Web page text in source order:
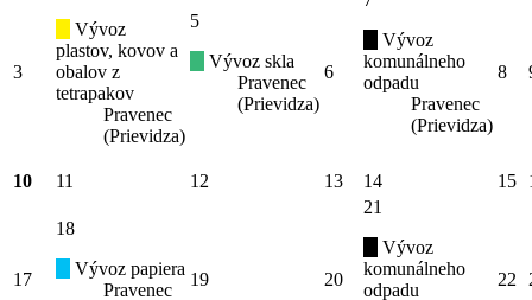
3
Vývoz
plastov, kovov a
obalov z
tetrapakov
Pravenec
(Prievidza)
5
Vývoz skla
Pravenec
(Prievidza)
6
Vývoz
komunálneho
odpadu
Pravenec
(Prievidza)
8
10 11 12 13 14 15
17
18
Vývoz papiera
Pravenec
19 20
21
Vývoz
komunálneho
odpadu
22